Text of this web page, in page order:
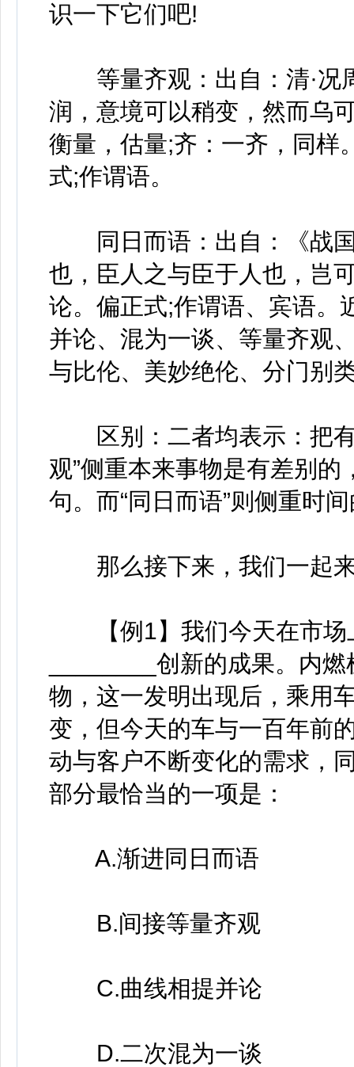
识一下它们吧!
等量齐观：出自：清·况
润，意境可以稍变，然而乌
衡量，估量;齐：一齐，同样
式;作谓语。
同日而语：出自：《战国
也，臣人之与臣于人也，岂
论。偏正式;作谓语、宾语。
并论、混为一谈、等量齐观
与比伦、美妙绝伦、分门别
区别：二者均表示：把有
观”侧重本来事物是有差别
句。而“同日而语”则侧重时
那么接下来，我们一起
【例1】我们今天在市场
________创新的成果。内
物，这一发明出现后，乘用
变，但今天的车与一百年前
动与客户不断变化的需求，
部分最恰当的一项是：
A.渐进同日而语
B.间接等量齐观
C.曲线相提并论
D.二次混为一谈